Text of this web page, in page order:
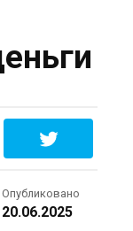
Опубликовано
20.06.2025